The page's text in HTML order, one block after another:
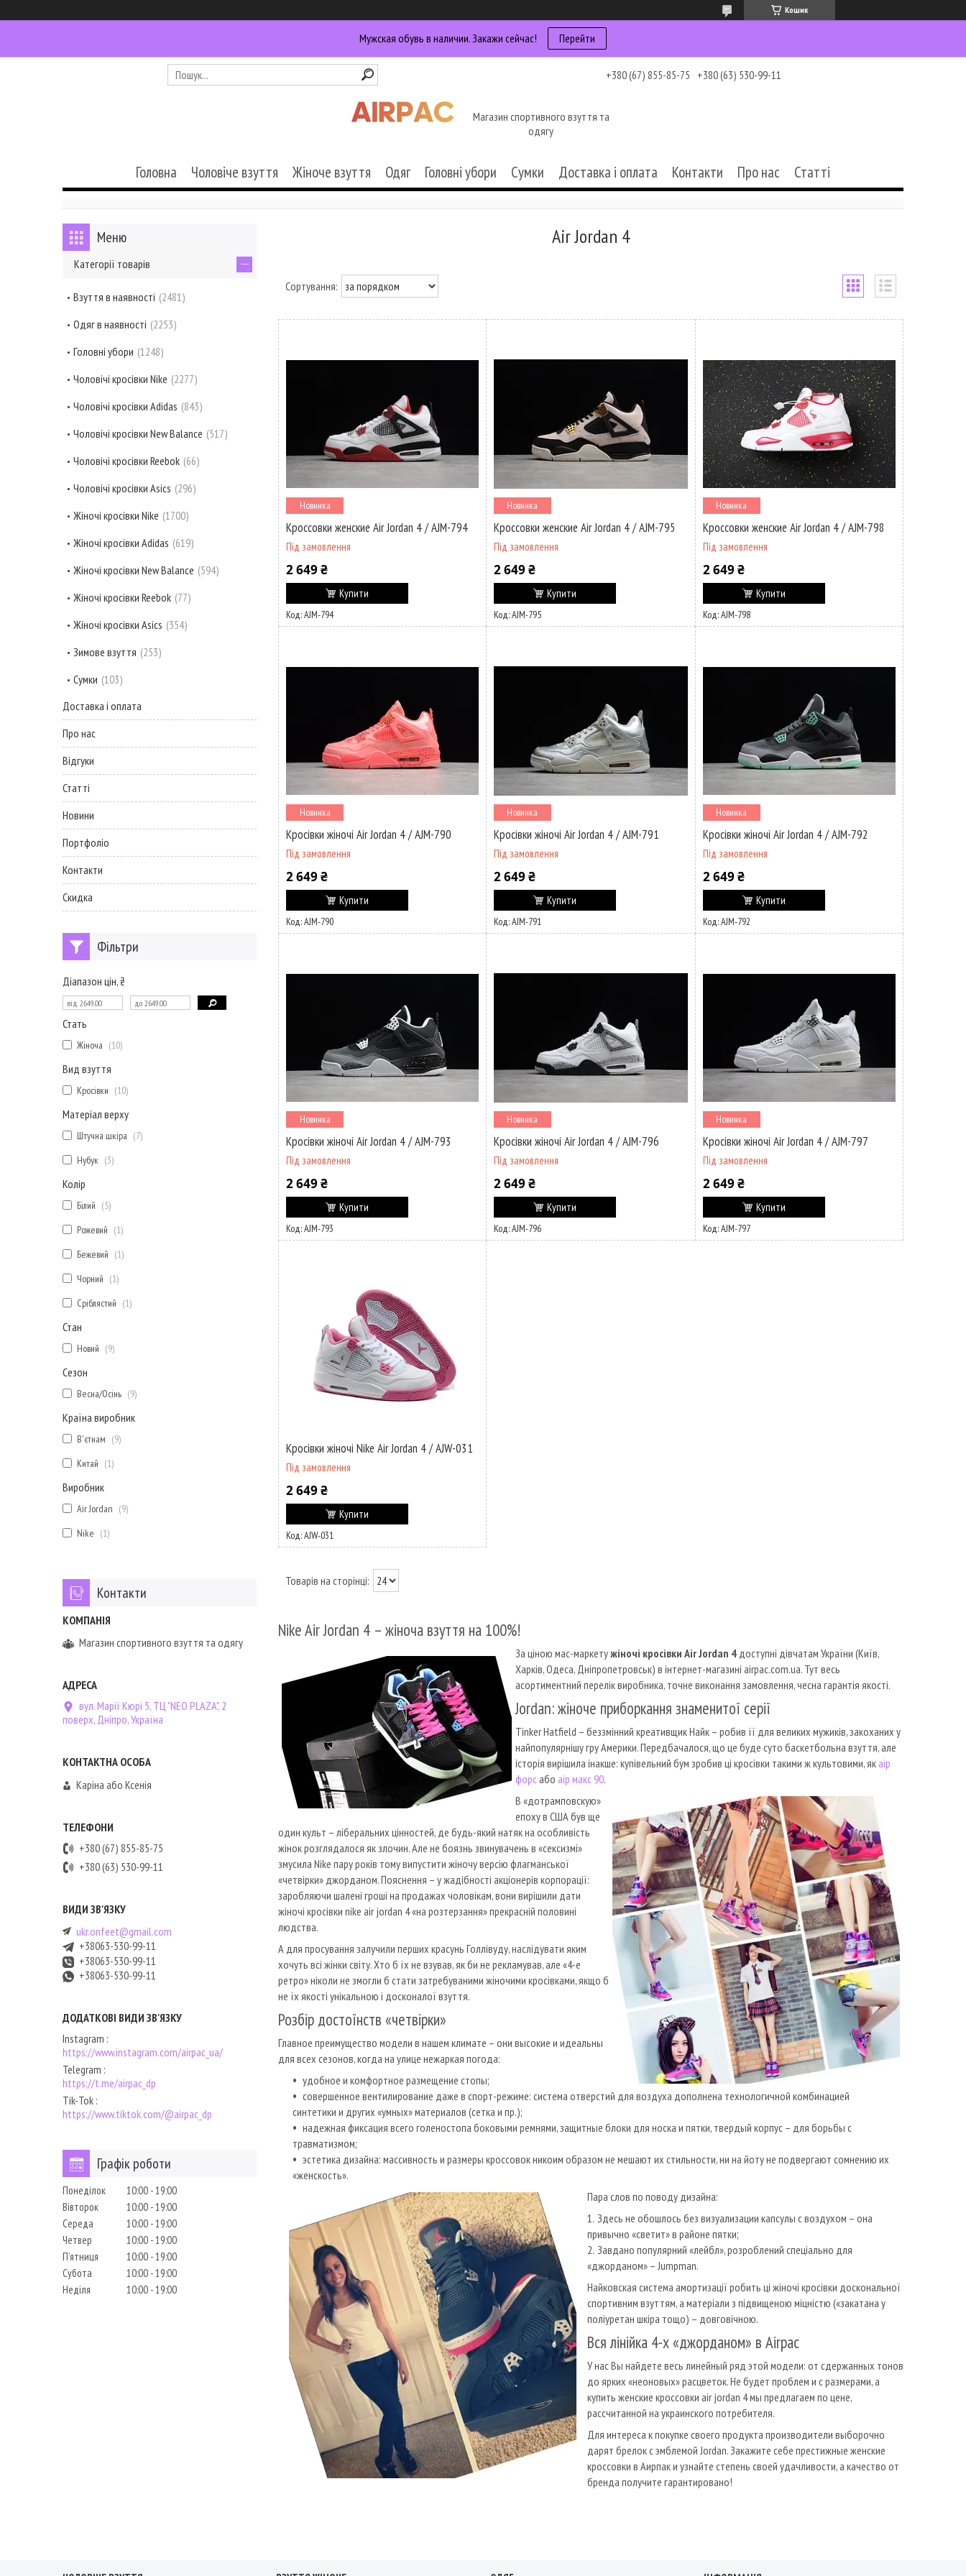
Кошик
Мужская обувь в наличии. Закажи сейчас! Перейти
+380 (67) 855-85-75 +380 (63) 530-99-11
Магазин спортивного взуття та
одягу
Головна Чоловіче взуття Жіноче взуття Одяг Головні убори Сумки Доставка і оплата Контакти Про нас Статті
Air Jordan 4
Новинка
Кроссовки женские Air Jordan 4 / AJM-794
Під замовлення
2 649 ₴
Купити
AJM-794
Новинка
Кроссовки женские Air Jordan 4 / AJM-795
Під замовлення
2 649 ₴
Купити
AJM-795
Новинка
Кроссовки женские Air Jordan 4 / AJM-798
Під замовлення
2 649 ₴
Купити
AJM-798
Новинка
Кросівки жіночі Air Jordan 4 / AJM-790
Під замовлення
2 649 ₴
Купити
AJM-790
Новинка
Кросівки жіночі Air Jordan 4 / AJM-791
Під замовлення
2 649 ₴
Купити
AJM-791
Новинка
Кросівки жіночі Air Jordan 4 / AJM-792
Під замовлення
2 649 ₴
Купити
AJM-792
Новинка
Кросівки жіночі Air Jordan 4 / AJM-793
Під замовлення
2 649 ₴
Купити
AJM-793
Новинка
Кросівки жіночі Air Jordan 4 / AJM-796
Під замовлення
2 649 ₴
Купити
AJM-796
Новинка
Кросівки жіночі Air Jordan 4 / AJM-797
Під замовлення
2 649 ₴
Купити
AJM-797
Кросівки жіночі Nike Air Jordan 4 / AJW-031
Під замовлення
2 649 ₴
Купити
AJW-031
Nike Air Jordan 4 – жіноча взуття на 100%!
За ціною мас-маркетужіночі кросівки Air Jordan 4 доступні дівчатам України (Київ,
Харків, Одеса, Дніпропетровськ) в інтернет-магазині airpac.com.ua. Тут весь
асортиментний перелік виробника, точне виконання замовлення, чесна гарантія якості.
Jordan: жіноче приборкання знаменитої серії
Tinker Hatfield – беззмінний креативщик Найк – робив її для великих мужиків, закоханих у
найпопулярнішу гру Америки. Передбачалося, що це буде суто баскетбольна взуття, але
історія вирішила інакше: купівельний бум зробив ці кросівки такими ж культовими, як аір
форсабо аір макс 90.
В «дотрамповскую»
епоху в США був ще
один культ – ліберальних цінностей, де будь-який натяк на особливість
жінок розглядалося як злочин. Але не боязнь звинувачень в «сексизмі»
змусила Nike пару років тому випустити жіночу версію флагманської
«четвірки» джорданом. Пояснення – у жадібності акціонерів корпорації:
заробляючи шалені гроші на продажах чоловікам, вони вирішили дати
жіночі кросівки nike air jordan 4 «на розтерзання» прекрасній половині
людства.
А для просування залучили перших красунь Голлівуду, наслідувати яким
хочуть всі жінки світу. Хто б їх не взував, як би не рекламував, але «4-е
ретро» ніколи не змогли б стати затребуваними жіночими кросівками, якщо б
не їх якості унікальною і досконалої взуття.
Розбір достоїнств «четвірки»
Главное преимущество модели в нашем климате – они высокие и идеальны
для всех сезонов, когда на улице нежаркая погода:
удобное и комфортное размещение стопы;
совершенное вентилирование даже в спорт-режиме: система отверстий для воздуха дополнена технологичной комбинацией
синтетики и других «умных» материалов (сетка и пр.);
надежная фиксация всего голеностопа боковыми ремнями, защитные блоки для носка и пятки, твердый корпус – для борьбы с
травматизмом;
эстетика дизайна: массивность и размеры кроссовок никоим образом не мешают их стильности, ни на йоту не подвергают сомнению их
«женскость».
Пара слов по поводу дизайна:
Здесь не обошлось без визуализации капсулы с воздухом – она
привычно «светит» в районе пятки;
Завдано популярний «лейбл», розроблений спеціально для
«джорданом» – Jumpman.
Найковская система амортизації робить ці жіночі кросівки доскональної
спортивним взуттям, а матеріали з підвищеною міцністю («закатана у
поліуретан шкіра тощо) – довговічною.
Вся лінійка 4-х «джорданом» в Airpac
У нас Вы найдете весь линейный ряд этой модели: от сдержанных тонов
до ярких «неоновых» расцветок. Не будет проблем и с размерами, а
купить женские кроссовки air jordan 4 мы предлагаем по цене,
рассчитанной на украинского потребителя.
Для интереса к покупке своего продукта производители выборочно
дарят брелок с эмблемой Jordan. Закажите себе престижные женские
кроссовки в Аирпак и узнайте степень своей удачливости, а качество от
бренда получите гарантировано!
Категорії товарів
Взуття в наявності 2481
Одяг в наявності 2253
Головні убори 1248
Чоловічі кросівки Nike 2277
Чоловічі кросівки Adidas 843
Чоловічі кросівки New Balance 517
Чоловічі кросівки Reebok 66
Чоловічі кросівки Asics 296
Жіночі кросівки Nike 1700
Жіночі кросівки Adidas 619
Жіночі кросівки New Balance 594
Жіночі кросівки Reebok 77
Жіночі кросівки Asics 354
Зимове взуття 253
Сумки 103
Доставка і оплата
Про нас
Відгуки
Статті
Новини
Портфоліо
Контакти
Скидка
Фільтри
Діапазон цін, ₴
Стать
Жіноча 10
Вид взуття
Кросівки 10
Матеріал верху
Штучна шкіра
7
Нубук
3
Колір
Білий
5
Рожевий
1
Бежевий
1
Чорний
1
Сріблястий
1
Стан
Новий 9
Сезон
Весна/Осінь 9
Країна виробник
В'єтнам
9
Китай
1
Виробник
Air Jordan
9
Nike
1
Контакти
Магазин спортивного взуття та одягу
вул. Марії Кюрі 5, ТЦ "NEO PLAZA", 2
поверх, Дніпро, Україна
Каріна або Ксенія
+380 (67) 855-85-75
+380 (63) 530-99-11
ukr.onfeet@gmail.com
+38063-530-99-11
+38063-530-99-11
+38063-530-99-11
Instagram
https://www.instagram.com/airpac_ua/
Telegram
https://t.me/airpac_dp
Tik-Tok
https://www.tiktok.com/@airpac_dp
Графік роботи
Понеділок 10:00 19:00
Вівторок
10:00 19:00
Середа
10:00 19:00
Четвер
10:00 19:00
Пʼятниця
10:00 19:00
Субота
10:00 19:00
Неділя
10:00 19:00